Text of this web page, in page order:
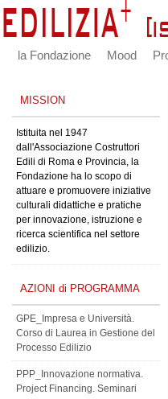
la Fondazione Mood
MISSION
Istituita nel 1947
dall'Associazione Costruttori
Edili di Roma e Provincia, la
Fondazione ha lo scopo di
attuare e promuovere iniziative
culturali didattiche e pratiche
per innovazione, istruzione e
ricerca scientifica nel settore
edilizio.
AZIONI di PROGRAMMA
GPE_Impresa e Università.
Corso di Laurea in Gestione del
Processo Edilizio
PPP_Innovazione normativa.
Project Financing. Seminari